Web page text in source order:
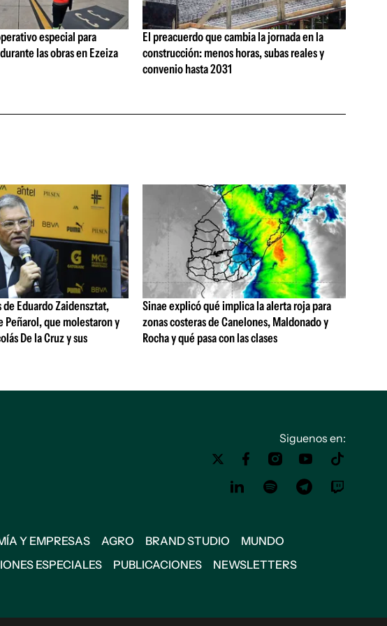
especial para
las obras en Ezeiza
El preacuerdo que cambia la jornada en la
construcción: menos horas, subas reales y
convenio hasta 2031
de Eduardo Zaidensztat,
Peñarol, que molestaron y
De la Cruz y sus
Sinae explicó qué implica la alerta roja para
zonas costeras de Canelones, Maldonado y
Rocha y qué pasa con las clases
Siguenos en:
Y EMPRESAS AGRO BRAND STUDIO
MUNDO
ESPECIALES PUBLICACIONES
NEWSLETTERS